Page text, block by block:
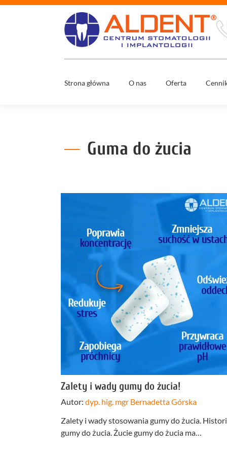
Strona główna O nas
Co nas wyróżnia
Oferta
Leczenie
bruksizmu
Guma do żucia
Zalety i wady gumy do żucia!
Autor: dyp. hig. mgr Bernadetta Górska
Zalety i wady stosowania gumy do żucia.
gumy do żucia. Żucie gumy do żucia ma…